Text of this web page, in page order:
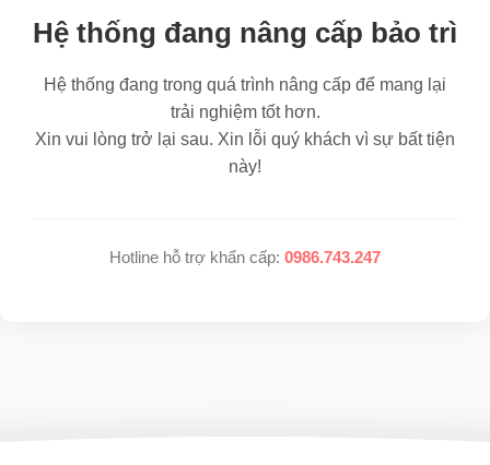
Hệ thống đang nâng cấp bảo trì
Hệ thống đang trong quá trình nâng cấp để mang lại
trải nghiệm tốt hơn.
Xin vui lòng trở lại sau. Xin lỗi quý khách vì sự bất tiện
này!
Hotline hỗ trợ khẩn cấp: 0986.743.247